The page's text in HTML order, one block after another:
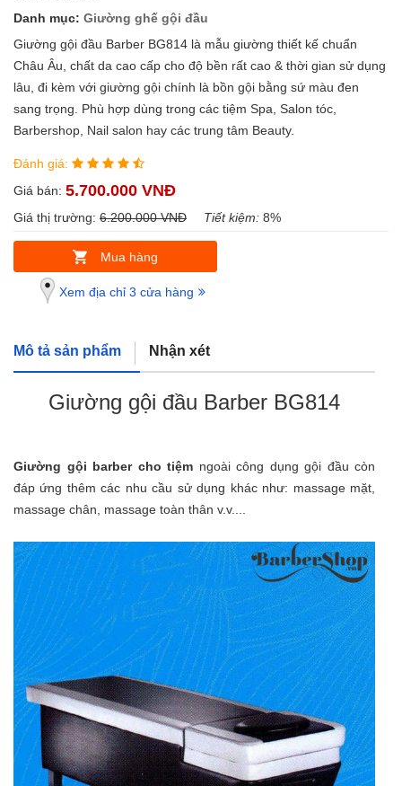
Danh mục: Giường ghế gội đầu
Giường gội đầu Barber BG814 là mẫu giường thiết kế chuẩn
Châu Âu, chất da cao cấp cho độ bền rất cao & thời gian sử dụng
lâu, đi kèm với giường gội chính là bồn gội bằng sứ màu đen
sang trọng. Phù hợp dùng trong các tiệm Spa, Salon tóc,
Barbershop, Nail salon hay các trung tâm Beauty.
Đánh giá:
Giá bán: 5.700.000 VNĐ
Giá thị trường: 6.200.000 VNĐ Tiết kiệm: 8%
Mua hàng
Xem địa chỉ 3 cửa hàng
Mô tả sản phẩm Nhận xét
Giường gội đầu Barber BG814
Giường gội barber cho tiệm ngoài công dụng gội đầu còn
đáp ứng thêm các nhu cầu sử dụng khác như: massage mặt,
massage chân, massage toàn thân v.v....